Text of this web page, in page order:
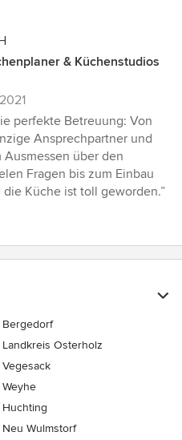
& Küchenstudios
perfekte Betreuung: Von
Ansprechpartner und
über den
Fragen bis zum Einbau
Küche ist toll geworden.”
Bergedorf
Landkreis Osterholz
Vegesack
Weyhe
Huchting
Neu Wulmstorf